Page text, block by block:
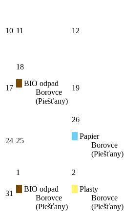
10 11 12
17
18
BIO odpad
Borovce
(Piešťany)
19
24 25
26
Papier
Borovce
(Piešťany)
31
1
BIO odpad
Borovce
(Piešťany)
2
Plasty
Borovce
(Piešťany)